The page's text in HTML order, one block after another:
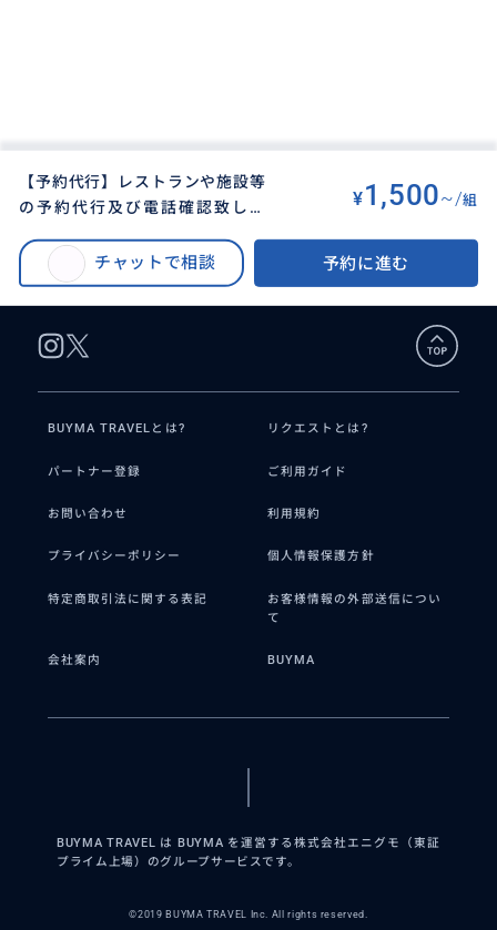
【予約代行】レストランや施設等
の予約代行及び電話確認致しま
¥1,500~/組
チャットで相談 予約に進む
【予約代行】レストランや施設等の予約代行及び電話確認致します。
BUYMA TRAVELとは? リクエストとは?
パートナー登録 ご利用ガイド
お問い合わせ 利用規約
プライバシーポリシー 個人情報保護方針
特定商取引法に関する表記
お客様情報の外部送信につい
て
会社案内 BUYMA
BUYMA TRAVEL は BUYMA を運営する株式会社エニグモ（東証
プライム上場）のグループサービスです。
©2019 BUYMA TRAVEL Inc. All rights reserved.